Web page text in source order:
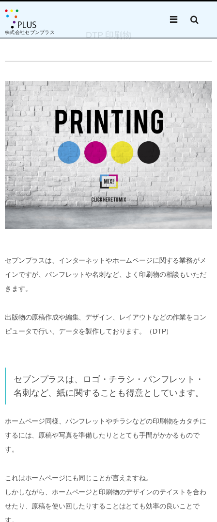
株式会社セブンプラス DTP 印刷物
セブンプラスは、インターネットやホームページに関する業務がメ
インですが、パンフレットや名刺など、よく印刷物の相談もいただ
きます。
出版物の原稿作成や編集、デザイン、レイアウトなどの作業をコン
ピュータで行い、データを製作しております。（DTP）
セブンプラスは、ロゴ・チラシ・パンフレット・
名刺など、紙に関することも得意としています。
ホームページ同様、パンフレットやチラシなどの印刷物をカタチに
するには、原稿や写真を準備したりととても手間がかかるもので
す。
これはホームページにも同じことが言えますね。
しかしながら、ホームページと印刷物のデザインのテイストを合わ
せたり、原稿を使い回したりすることはとても効率の良いことで
す。